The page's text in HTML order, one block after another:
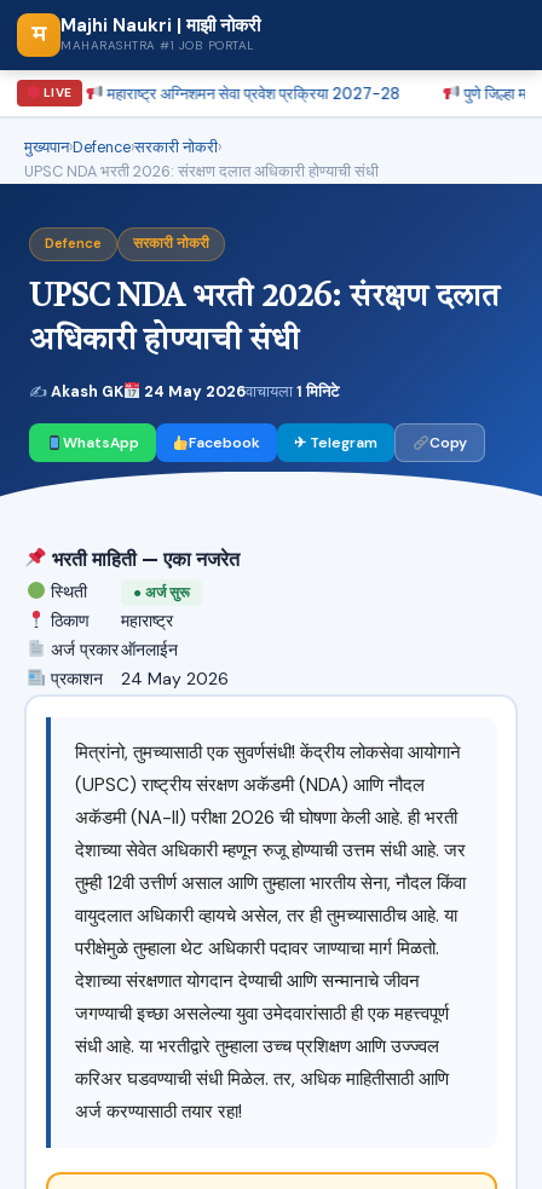
म Majhi Naukri | माझी नोकरी
MAHARASHTRA #1 JOB PORTAL
LIVEमहाराष्ट्र अग्निशमन सेवा प्रवेश प्रक्रिया 2027-28 पुणे जिल्हा मध्यवर्ती
मुख्यपान›Defence›सरकारी नोकरी›
UPSC NDA भरती 2026: संरक्षण दलात अधिकारी होण्याची संधी
Defence सरकारी नोकरी
UPSC NDA भरती 2026: संरक्षण दलात
अधिकारी होण्याची संधी
✍Akash GK 24 May 2026वाचायला1 मिनिटे
WhatsApp Facebook ✈ Telegram Copy
भरती माहिती — एका नजरेत
स्थिती ● अर्ज सुरू
ठिकाण
महाराष्ट्र
अर्ज प्रकारऑनलाईन
प्रकाशन
24 May 2026
मित्रांनो, तुमच्यासाठी एक सुवर्णसंधी! केंद्रीय लोकसेवा आयोगाने
(UPSC) राष्ट्रीय संरक्षण अकॅडमी (NDA) आणि नौदल
अकॅडमी (NA-II) परीक्षा 2026 ची घोषणा केली आहे. ही भरती
देशाच्या सेवेत अधिकारी म्हणून रुजू होण्याची उत्तम संधी आहे. जर
तुम्ही 12वी उत्तीर्ण असाल आणि तुम्हाला भारतीय सेना, नौदल किंवा
वायुदलात अधिकारी व्हायचे असेल, तर ही तुमच्यासाठीच आहे. या
परीक्षेमुळे तुम्हाला थेट अधिकारी पदावर जाण्याचा मार्ग मिळतो.
देशाच्या संरक्षणात योगदान देण्याची आणि सन्मानाचे जीवन
जगण्याची इच्छा असलेल्या युवा उमेदवारांसाठी ही एक महत्त्वपूर्ण
संधी आहे. या भरतीद्वारे तुम्हाला उच्च प्रशिक्षण आणि उज्ज्वल
करिअर घडवण्याची संधी मिळेल. तर, अधिक माहितीसाठी आणि
अर्ज करण्यासाठी तयार रहा!